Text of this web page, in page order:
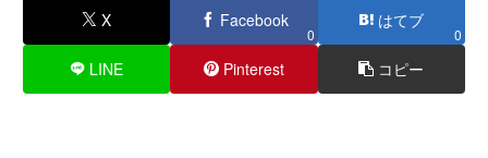
X Facebook
0
はてブ
0
LINE Pinterest コピー